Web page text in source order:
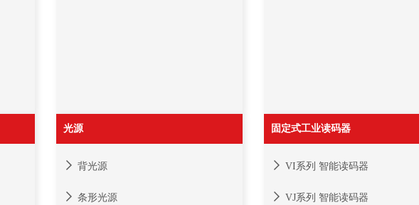
光源
背光源
条形光源
固定式工业读码器
VI系列 智能读码器
VJ系列 智能读码器